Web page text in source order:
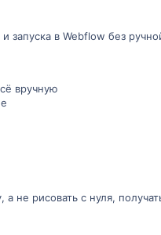
запуска в Webflow без
вручную
не рисовать с нуля,